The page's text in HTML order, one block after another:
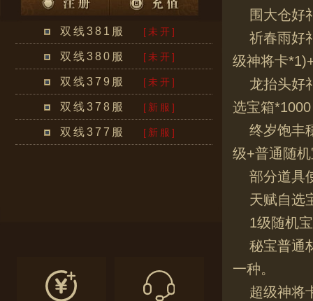
双线381服 [未开]
双线380服 [未开]
双线379服 [未开]
双线378服 [新服]
双线377服 [新服]
围大仓好
祈春雨好
级神将卡
龙抬头好
选宝箱*1000
终岁饱丰
级+普通随
部分道具
天赋自选
1级随机
秘宝普通
一种。
超级神将